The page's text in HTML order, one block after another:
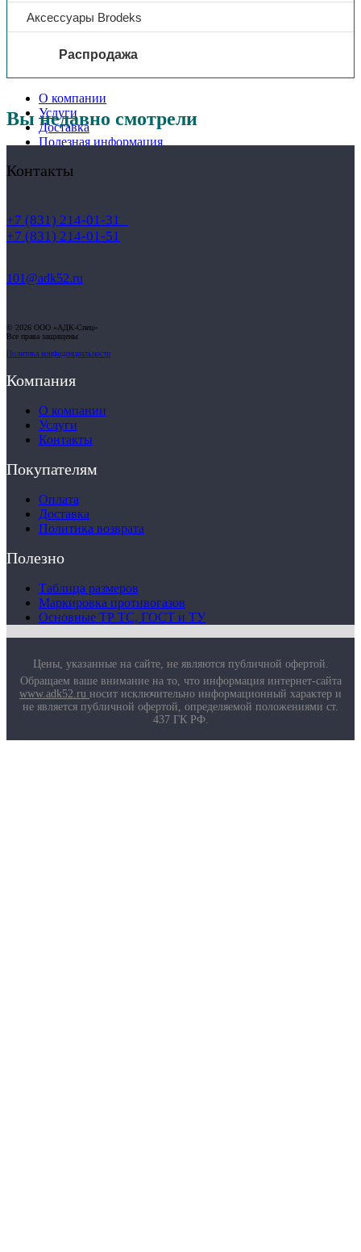
Аксессуары Brodeks
Распродажа
О компании
Услуги
Доставка
Полезная информация
Маркировка противогазов
Вы недавно смотрели
Контакты
+7 (831) 214-01-31
+7 (831) 214-01-51
101@adk52.ru
© 2026 ООО «АДК-Спец»
Все права защищены
Политика конфиденциальности
Компания
О компании
Услуги
Контакты
Покупателям
Оплата
Доставка
Политика возврата
Полезно
Таблица размеров
Маркировка противогазов
Основные ТР ТС, ГОСТ и ТУ
Цены, указанные на сайте, не являются публичной офертой.
Обращаем ваше внимание на то, что информация интернет-сайта
www.adk52.ru носит исключительно информационный характер и
не является публичной офертой, определяемой положениями ст.
437 ГК РФ.